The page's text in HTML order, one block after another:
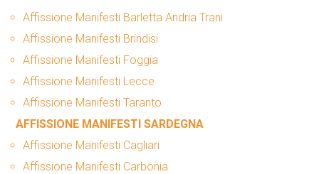
Affissione Manifesti Barletta Andria Trani
Affissione Manifesti Brindisi
Affissione Manifesti Foggia
Affissione Manifesti Lecce
Affissione Manifesti Taranto
AFFISSIONE MANIFESTI SARDEGNA
Affissione Manifesti Cagliari
Affissione Manifesti Carbonia